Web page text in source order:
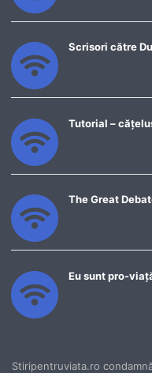
Scrisori către
Tutorial –
The Great
Eu sunt pro-
Stiripentruviata.ro